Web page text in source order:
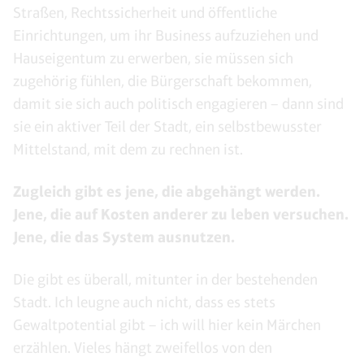
Straßen, Rechtssicherheit und öffentliche
Einrichtungen, um ihr Business aufzuziehen und
Hauseigentum zu erwerben, sie müssen sich
zugehörig fühlen, die Bürgerschaft bekommen,
damit sie sich auch politisch engagieren – dann sind
sie ein aktiver Teil der Stadt, ein selbstbewusster
Mittelstand, mit dem zu rechnen ist.
Zugleich gibt es jene, die abgehängt werden.
Jene, die auf Kosten anderer zu leben versuchen.
Jene, die das System ausnutzen.
Die gibt es überall, mitunter in der bestehenden
Stadt. Ich leugne auch nicht, dass es stets
Gewaltpotential gibt – ich will hier kein Märchen
erzählen. Vieles hängt zweifellos von den